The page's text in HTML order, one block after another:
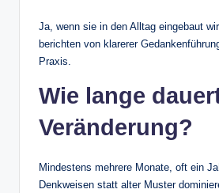
Ja, wenn sie in den Alltag eingebaut
berichten von klarerer
Praxis.
Wie lange
Veränderung?
Mindestens mehrere Monate, oft ein
Denkweisen statt alter Muster